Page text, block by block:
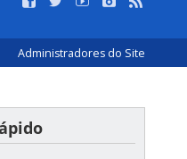
Administradores do Site